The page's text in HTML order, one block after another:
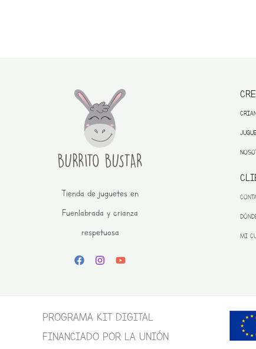
Tienda de juguetes en
Fuenlabrada y crianza
respetuosa
MI
PROGRAMA KIT DIGITAL
FINANCIADO POR LA UNIÓN